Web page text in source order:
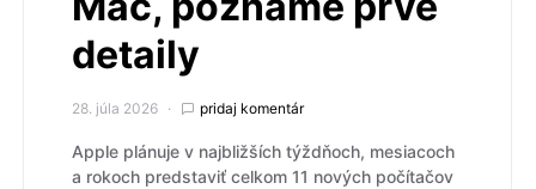
detaily
28. júla 2026 pridaj komentár
Apple plánuje v najbližších týždňoch, mesiacoch
a rokoch predstaviť celkom 11 nových počítačov